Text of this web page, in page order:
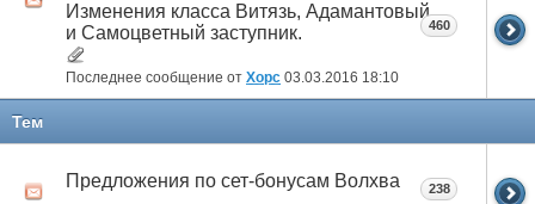
Изменения класса Витязь, Адамантовый
и Самоцветный заступник.
Последнее сообщение от Xopc 03.03.2016 18:10
460
Тем
Предложения по сет-бонусам Волхва 238